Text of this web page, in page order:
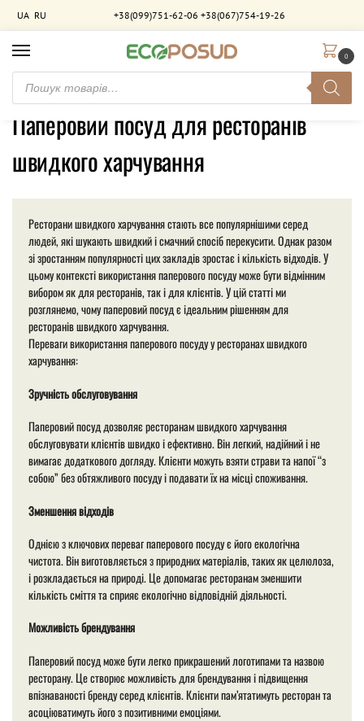
UA RU +38(099)751-62-06 +38(067)754-19-26
0
Головна / Товари з позначками “Паперовий посуд для ресторанів швидкого харчування”
Паперовий посуд для ресторанів
швидкого харчування
Ресторани швидкого харчування стають все популярнішими серед
людей, які шукають швидкий і смачний спосіб перекусити. Однак разом
зі зростанням популярності цих закладів зростає і кількість відходів. У
цьому контексті використання паперового посуду може бути відмінним
вибором як для ресторанів, так і для клієнтів. У цій статті ми
розглянемо, чому паперовий посуд є ідеальним рішенням для
ресторанів швидкого харчування.
Переваги використання паперового посуду у ресторанах швидкого
харчування:
Зручність обслуговування
Паперовий посуд дозволяє ресторанам швидкого харчування
обслуговувати клієнтів швидко і ефективно. Він легкий, надійний і не
вимагає додаткового догляду. Клієнти можуть взяти страви та напої “з
собою” без обтяжливого посуду і подавати їх на місці споживання.
Зменшення відходів
Однією з ключових переваг паперового посуду є його екологічна
чистота. Він виготовляється з природних матеріалів, таких як целюлоза,
і розкладається на природі. Це допомагає ресторанам зменшити
кількість сміття та сприяє екологічно відповідній діяльності.
Можливість брендування
Паперовий посуд може бути легко прикрашений логотипами та назвою
ресторану. Це створює можливість для брендування і підвищення
впізнаваності бренду серед клієнтів. Клієнти пам’ятатимуть ресторан та
асоціюватимуть його з позитивними емоціями.